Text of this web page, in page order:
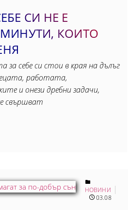
СИ НЕ Е
КОИТO
за себе си стои в края на дълъг
работата,
и онези дребни задачи,
свършват
НОВИНИ
03.08